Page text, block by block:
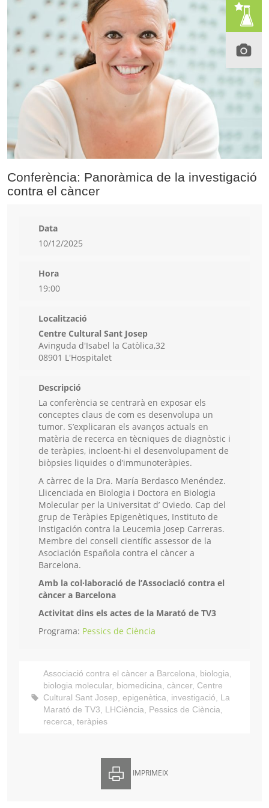
Conferència: Panoràmica de la investigació
contra el càncer
Data
10/12/2025
Hora
19:00
Localització
Centre Cultural Sant Josep
Avinguda d'Isabel la Catòlica,32
08901 L'Hospitalet
Descripció
La conferència se centrarà en exposar els
conceptes claus de com es desenvolupa un
tumor. S’explicaran els avanços actuals en
matèria de recerca en tècniques de diagnòstic i
de teràpies, incloent-hi el desenvolupament de
biòpsies liquides o d’immunoteràpies.
A càrrec de la Dra. María Berdasco Menéndez.
Llicenciada en Biologia i Doctora en Biologia
Molecular per la Universitat d’ Oviedo. Cap del
grup de Teràpies Epigenètiques, Instituto de
Instigación contra la Leucemia Josep Carreras.
Membre del consell científic assessor de la
Asociación Española contra el càncer a
Barcelona.
Amb la col·laboració de l’Associació contra el
càncer a Barcelona
Activitat dins els actes de la Marató de TV3
Programa: Pessics de Ciència
Associació contra el càncer a Barcelona, biologia,
biologia molecular, biomedicina, càncer, Centre
Cultural Sant Josep, epigenètica, investigació, La
Marató de TV3, LHCiència, Pessics de Ciència,
recerca, teràpies
IMPRIMEIX